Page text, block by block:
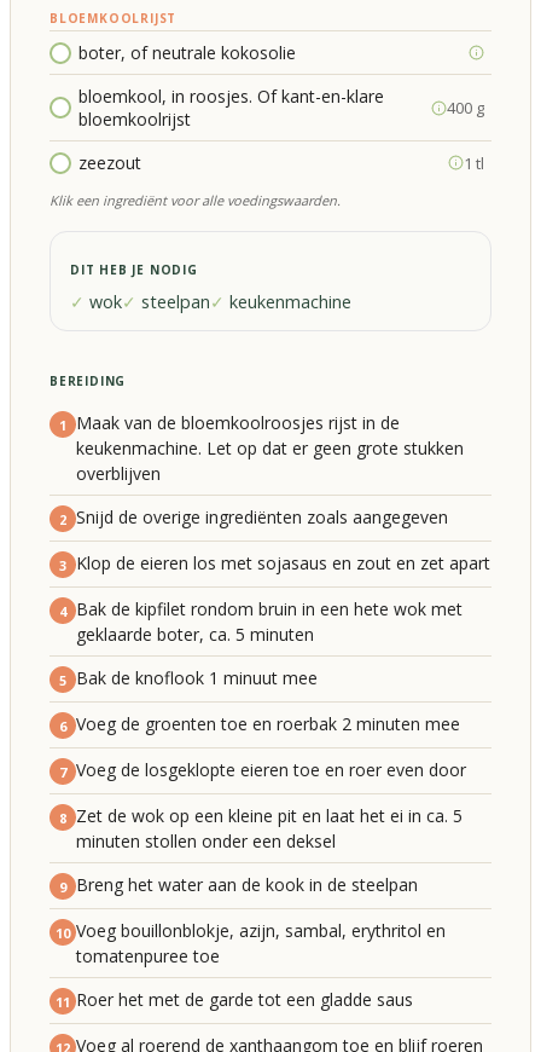
BLOEMKOOLRIJST
boter, of neutrale kokosolie
bloemkool, in roosjes. Of kant-en-klare
bloemkoolrijst
400 g
zeezout 1 tl
Klik een ingrediënt voor alle voedingswaarden.
DIT HEB JE NODIG
wok steelpan keukenmachine
BEREIDING
1
Maak van de bloemkoolroosjes rijst in de
keukenmachine. Let op dat er geen grote stukken
overblijven
2 Snijd de overige ingrediënten zoals aangegeven
3 Klop de eieren los met sojasaus en zout en zet apart
4 Bak de kipfilet rondom bruin in een hete wok met
geklaarde boter, ca. 5 minuten
5 Bak de knoflook 1 minuut mee
6 Voeg de groenten toe en roerbak 2 minuten mee
7 Voeg de losgeklopte eieren toe en roer even door
8 Zet de wok op een kleine pit en laat het ei in ca. 5
minuten stollen onder een deksel
9 Breng het water aan de kook in de steelpan
10 Voeg bouillonblokje, azijn, sambal, erythritol en
tomatenpuree toe
11 Roer het met de garde tot een gladde saus
12 Voeg al roerend de xanthaangom toe en blijf roeren